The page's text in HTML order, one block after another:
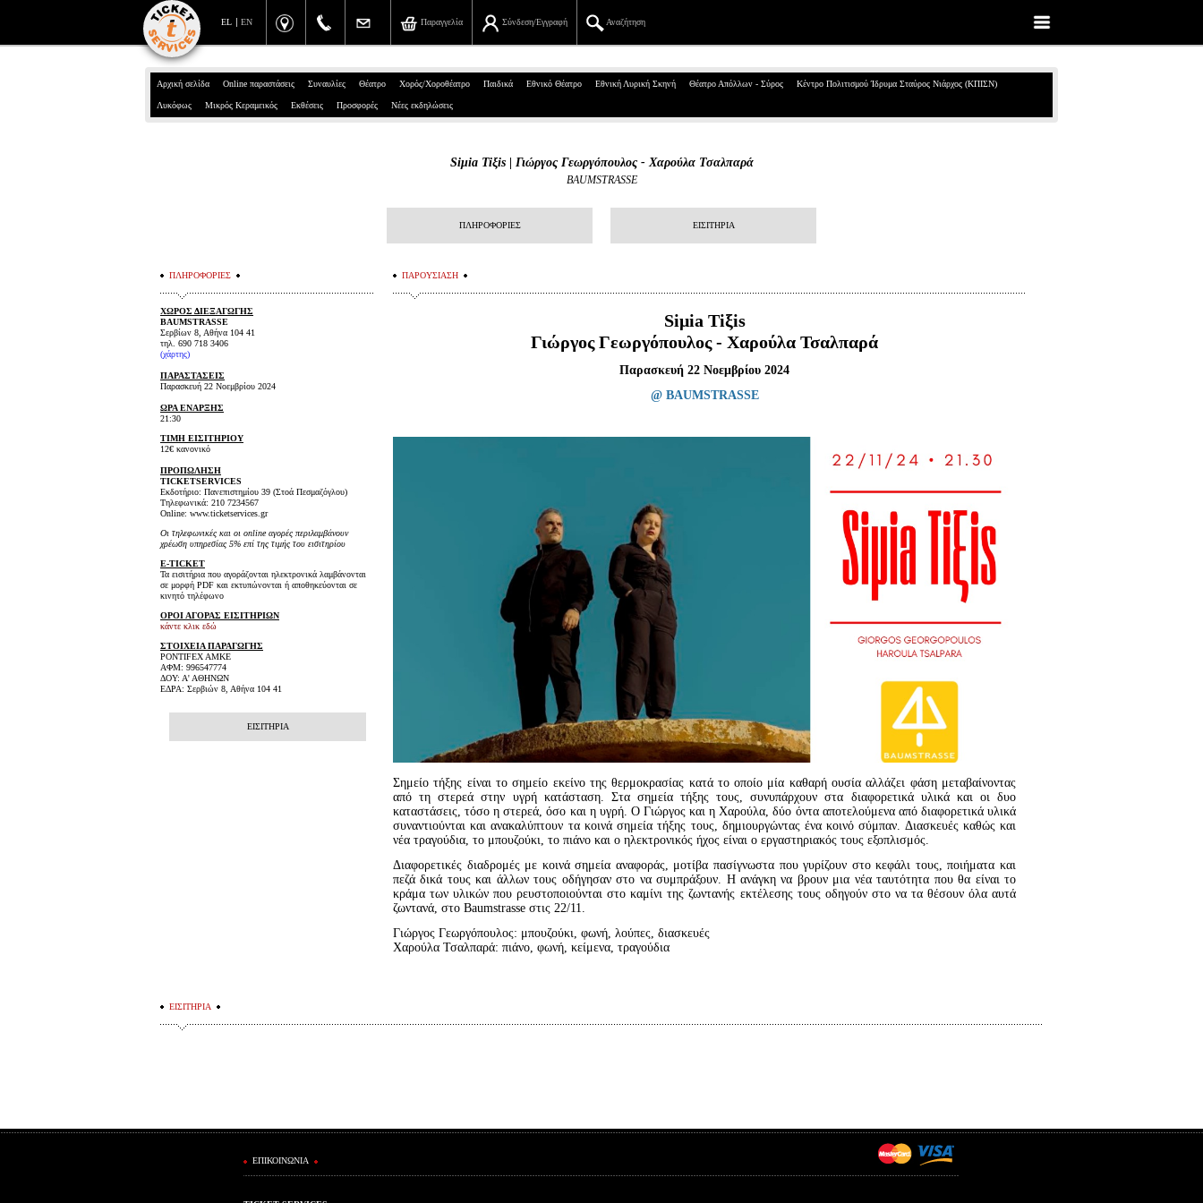
EN
EL Αναζήτηση
Σύνδεση/Εγγραφή
Παραγγελία
Πανεπιστημίου 39, Αθήνα
Αναζήτηση
Αναζήτηση παραγγελίας
Αρχική σελίδα Online παραστάσεις Συναυλίες Θέατρο Χορός/Χοροθέατρο Παιδικά Εθνικό Θέατρο Εθνική Λυρική Σκηνή Θέατρο Απόλλων - Σύρος Κέντρο Πολιτισμού Ίδρυμα Σταύρος Νιάρχος (ΚΠΙΣΝ)
Λυκόφως Μικρός Κεραμεικός Εκθέσεις Προσφορές Νέες εκδηλώσεις
Siμia Tiξis | Γιώργος Γεωργόπουλος - Χαρούλα Τσαλπαρά
BAUMSTRASSE
ΠΛΗΡΟΦΟΡΙΕΣ ΕΙΣΙΤΗΡΙΑ
ΠΑΡΟΥΣΙΑΣΗ
Siμia Tiξis
Γιώργος Γεωργόπουλος - Χαρούλα Τσαλπαρά
Παρασκευή 22 Νοεμβρίου 2024
@ BAUMSTRASSE
Σημείο τήξης είναι το σημείο εκείνο της θερμοκρασίας κατά το οποίο μία καθαρή ουσία αλλάζει φάση μεταβαίνοντας
από τη στερεά στην υγρή κατάσταση. Στα σημεία τήξης τους, συνυπάρχουν στα διαφορετικά υλικά και οι δυο
καταστάσεις, τόσο η στερεά, όσο και η υγρή. Ο Γιώργος και η Χαρούλα, δύο όντα αποτελούμενα από διαφορετικά υλικά
συναντιούνται και ανακαλύπτουν τα κοινά σημεία τήξης τους, δημιουργώντας ένα κοινό σύμπαν. Διασκευές καθώς και
νέα τραγούδια, το μπουζούκι, το πιάνο και ο ηλεκτρονικός ήχος είναι ο εργαστηριακός τους εξοπλισμός.
Διαφορετικές διαδρομές με κοινά σημεία αναφοράς, μοτίβα πασίγνωστα που γυρίζουν στο κεφάλι τους, ποιήματα και
πεζά δικά τους και άλλων τους οδήγησαν στο να συμπράξουν. Η ανάγκη να βρουν μια νέα ταυτότητα που θα είναι το
κράμα των υλικών που ρευστοποιούνται στο καμίνι της ζωντανής εκτέλεσης τους οδηγούν στο να τα θέσουν όλα αυτά
ζωντανά, στο Baumstrasse στις 22/11.
Γιώργος Γεωργόπουλος: μπουζούκι, φωνή, λούπες, διασκευές
Χαρούλα Τσαλπαρά: πιάνο, φωνή, κείμενα, τραγούδια
ΠΛΗΡΟΦΟΡΙΕΣ
ΧΩΡΟΣ ΔΙΕΞΑΓΩΓΗΣ
BAUMSTRASSE
Σερβίων 8, Αθήνα 104 41
τηλ. 690 718 3406
(χάρτης)
ΠΑΡΑΣΤΑΣΕΙΣ
Παρασκευή 22 Νοεμβρίου 2024
ΩΡΑ ΕΝΑΡΞΗΣ
21:30
ΤΙΜΗ ΕΙΣΙΤΗΡΙΟΥ
12€ κανονικό
ΠΡΟΠΩΛΗΣΗ
TICKETSERVICES
Εκδοτήριο: Πανεπιστημίου 39 (Στοά Πεσμαζόγλου)
Τηλεφωνικά: 210 7234567
Online: www.ticketservices.gr
Οι τηλεφωνικές και οι online αγορές περιλαμβάνουν
χρέωση υπηρεσίας 5% επί της τιμής του εισιτηρίου
E-TICKET
Τα εισιτήρια που αγοράζονται ηλεκτρονικά λαμβάνονται
σε μορφή PDF και εκτυπώνονται ή αποθηκεύονται σε
κινητό τηλέφωνο
ΟΡΟΙ ΑΓΟΡΑΣ ΕΙΣΙΤΗΡΙΩΝ
κάντε κλικ εδώ
ΣΤΟΙΧΕΙΑ ΠΑΡΑΓΩΓΗΣ
PONTIFEX AMKE
ΑΦΜ: 996547774
ΔΟΥ: Α' ΑΘΗΝΩΝ
ΕΔΡΑ: Σερβιών 8, Αθήνα 104 41
ΕΙΣΙΤΗΡΙΑ
ΕΙΣΙΤΗΡΙΑ
ΕΠΙΚΟΙΝΩΝΙΑ